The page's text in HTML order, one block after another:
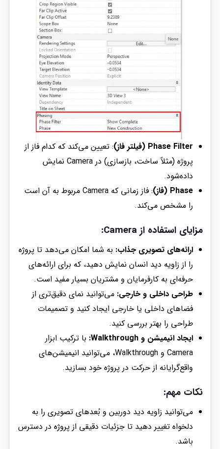
Phase Filter (فیلتر فاز)
: تعیین می‌کند که کدام فاز از
پروژه (مثلاً ساخت، بازسازی) در Camera نمایش
داده‌شود.
Phase (فاز)
: فاز زمانی که Camera مربوط به آن است
را مشخص می‌کند.
مزایای استفاده از Camera:
ارائه‌های تصویری جذاب: به شما امکان می‌دهد تا پروژه
را از زاویه دید انسان نمایش دهید، که برای ارائه‌های
حرفه‌ای به کارفرمایان و مشتریان بسیار مفید است.
طراحی داخلی و خارجی: می‌توانید نمای دقیق‌تری از
فضاهای داخلی یا خارجی ایجاد کنید و تصمیمات
طراحی را بهتر بررسی کنید.
ایجاد انیمیشن و Walkthrough:
با ترکیب ابزار
Camera و Walkthrough، می‌توانید انیمیشن‌های
واقع‌گرایانه از حرکت در پروژه خود بسازید.
نکات مهم:
می‌توانید زاویه دید دوربین و بُعدهای تصویری را به
دلخواه تغییر دهید تا جزئیات دقیقی از پروژه در دسترس
باشد.